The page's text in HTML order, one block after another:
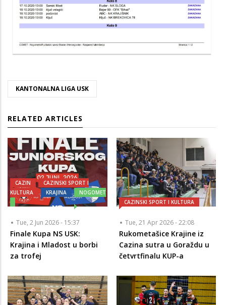
KANTONALNA LIGA USK
RELATED ARTICLES
CAZIN
CAZINSKI SPORT I
KULTURA
KRAJINA NOGOMET
Tue, 2 Jun 2026 - 15:37
Finale Kupa NS USK:
Krajina i Mladost u borbi
za trofej
CAZINSKI SPORT I KULTURA
Tue, 21 Apr 2026 - 22:08
Rukometašice Krajine iz
Cazina sutra u Goraždu u
četvrtfinalu KUP-a